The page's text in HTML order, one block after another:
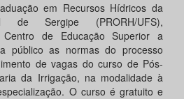
em Recursos Hídricos da
de Sergipe (PRORH/UFS),
de Educação Superior a
público as normas do processo
de vagas do curso de Pós-
da Irrigação, na modalidade à
O curso é gratuito e